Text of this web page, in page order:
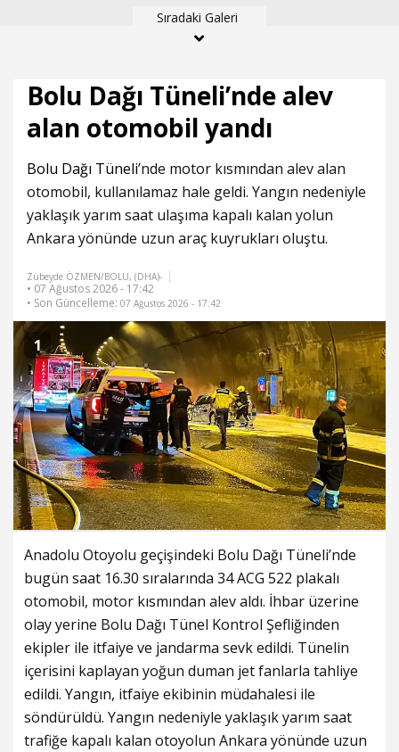
Sıradaki Galeri
gördü
Bolu Dağı Tüneli’nde alev
alan otomobil yandı
Bolu Dağı Tüneli’nde motor kısmından alev alan
otomobil, kullanılamaz hale geldi. Yangın nedeniyle
yaklaşık yarım saat ulaşıma kapalı kalan yolun
Ankara yönünde uzun araç kuyrukları oluştu.
Zübeyde ÖZMEN/BOLU, (DHA)-
• 07 Ağustos 2026 - 17:42
• Son Güncelleme: 07 Ağustos 2026 - 17:42
1
Anadolu Otoyolu geçişindeki Bolu Dağı Tüneli’nde
bugün saat 16.30 sıralarında 34 ACG 522 plakalı
otomobil, motor kısmından alev aldı. İhbar üzerine
olay yerine Bolu Dağı Tünel Kontrol Şefliğinden
ekipler ile itfaiye ve jandarma sevk edildi. Tünelin
içerisini kaplayan yoğun duman jet fanlarla tahliye
edildi. Yangın, itfaiye ekibinin müdahalesi ile
söndürüldü. Yangın nedeniyle yaklaşık yarım saat
trafiğe kapalı kalan otoyolun Ankara yönünde uzun